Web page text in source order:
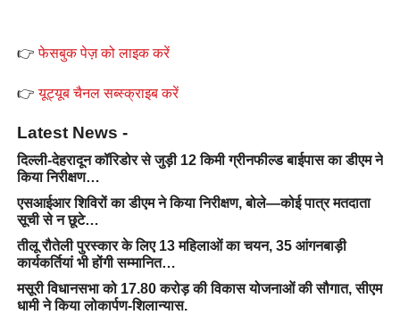
👉फेसबुक पेज़ को लाइक करें
👉यूट्यूब चैनल सब्स्क्राइब करें
Latest News -
दिल्ली-देहरादून कॉरिडोर से जुड़ी 12 किमी ग्रीनफील्ड बाईपास का डीएम ने
किया निरीक्षण…
एसआईआर शिविरों का डीएम ने किया निरीक्षण, बोले—कोई पात्र मतदाता
सूची से न छूटे…
तीलू रौतेली पुरस्कार के लिए 13 महिलाओं का चयन, 35 आंगनबाड़ी
कार्यकर्तियां भी होंगी सम्मानित…
मसूरी विधानसभा को 17.80 करोड़ की विकास योजनाओं की सौगात, सीएम
धामी ने किया लोकार्पण-शिलान्यास.